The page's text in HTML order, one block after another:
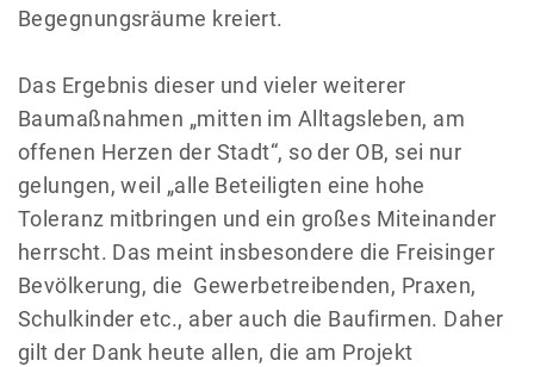
Begegnungsräume kreiert.
Das Ergebnis dieser und vieler weiterer
Baumaßnahmen „mitten im Alltagsleben, am
offenen Herzen der Stadt“, so der OB, sei nur
gelungen, weil „alle Beteiligten eine hohe
Toleranz mitbringen und ein großes Miteinander
herrscht. Das meint insbesondere die Freisinger
Bevölkerung, die Gewerbetreibenden, Praxen,
Schulkinder etc., aber auch die Baufirmen. Daher
gilt der Dank heute allen, die am Projekt